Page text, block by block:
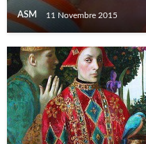
ASM 11 Novembre 2015